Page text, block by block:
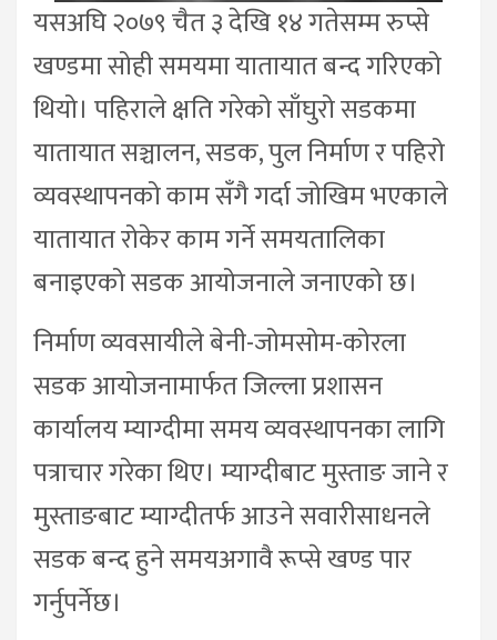
यसअघि २०७९ चैत ३ देखि १४ गतेसम्म रुप्से
खण्डमा सोही समयमा यातायात बन्द गरिएको
थियो। पहिराले क्षति गरेको साँघुरो सडकमा
यातायात सञ्चालन, सडक, पुल निर्माण र पहिरो
व्यवस्थापनको काम सँगै गर्दा जोखिम भएकाले
यातायात रोकेर काम गर्ने समयतालिका
बनाइएको सडक आयोजनाले जनाएको छ।
निर्माण व्यवसायीले बेनी-जोमसोम-कोरला
सडक आयोजनामार्फत जिल्ला प्रशासन
कार्यालय म्याग्दीमा समय व्यवस्थापनका लागि
पत्राचार गरेका थिए। म्याग्दीबाट मुस्ताङ जाने र
मुस्ताङबाट म्याग्दीतर्फ आउने सवारीसाधनले
सडक बन्द हुने समयअगावै रूप्से खण्ड पार
गर्नुपर्नेछ।